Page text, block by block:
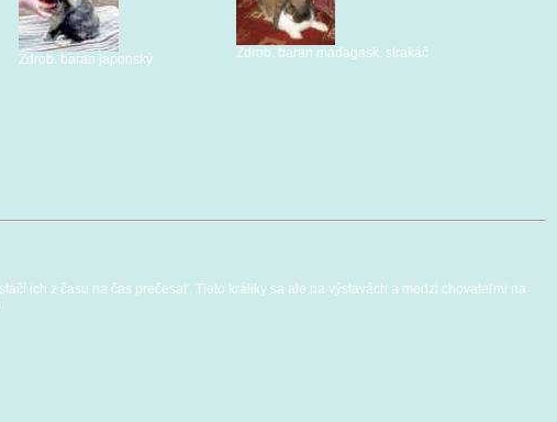
Zdrob. baran japonský Zdrob. baran madagask. strakáč
ich z času na čas prečesať. Tieto králiky sa ale na výstavách a medzi chovateľmi na